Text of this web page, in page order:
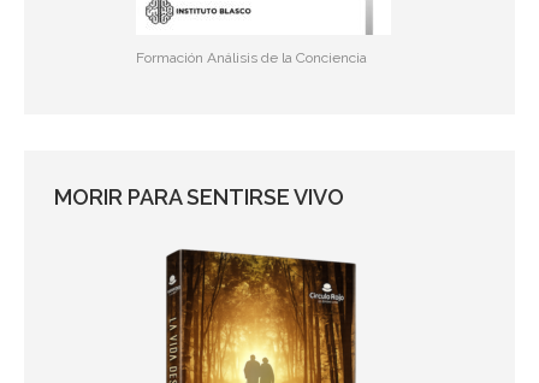
Formación Análisis de la Conciencia
MORIR PARA SENTIRSE VIVO